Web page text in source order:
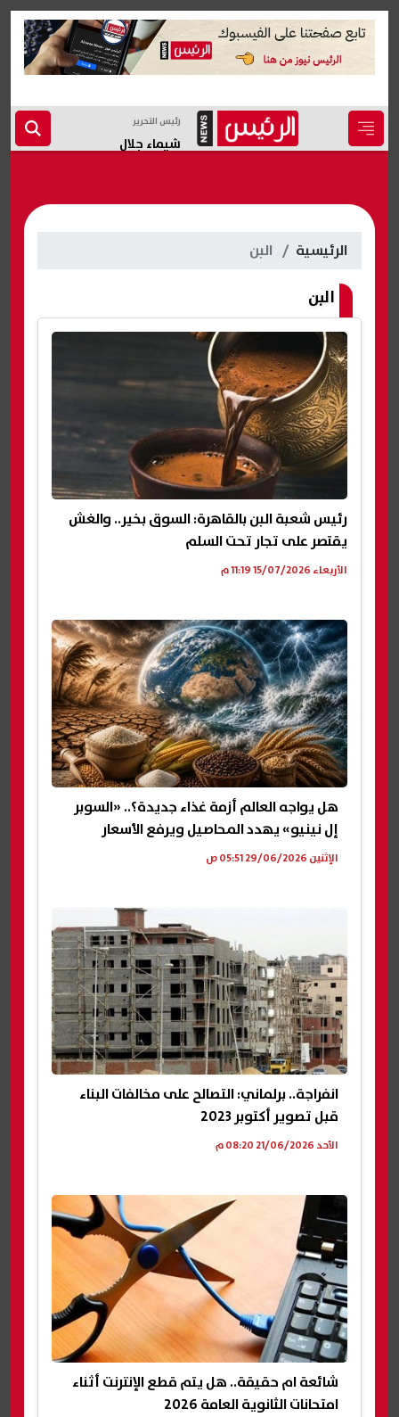
رئيس التحرير
شيماء جلال
الرئيسية البن
البن
رئيس شعبة البن بالقاهرة: السوق بخير.. والغش
يقتصر على تجار تحت السلم
الأربعاء 15/07/2026 11:19 م
هل يواجه العالم أزمة غذاء جديدة؟.. «السوبر
إل نينيو» يهدد المحاصيل ويرفع الأسعار
الإثنين 29/06/2026 05:51 ص
انفراجة.. برلماني: التصالح على مخالفات البناء
قبل تصوير أكتوبر 2023
الأحد 21/06/2026 08:20 م
شائعة ام حقيقة.. هل يتم قطع الإنترنت أثناء
امتحانات الثانوية العامة 2026